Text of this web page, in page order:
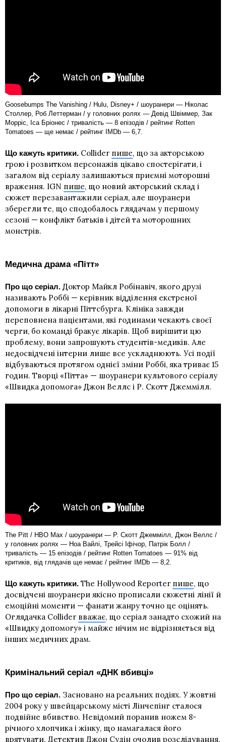
Goosebumps The Vanishing / Hulu, Disney+ / шоуранери — Ніколас
Столлер, Роб Леттерман / у головних ролях — Девід Швіммер, Зак
Морріс, Іса Бріонес / тривалість — 8 епізодів / рейтинг Rotten
Tomatoes — ще немає / рейтинг IMDb — 6,7.
Що кажуть критики. Collider пише, що за акторською
грою і розвитком персонажів цікаво спостерігати, і
загалом від серіалу залишаються приємні моторошні
враження. IGN пише, що новий акторський склад і
сюжет перезавантажили серіал, але шоуранери
зберегли те, що сподобалось глядачам у першому
сезоні — конфлікт батьків і дітей та моторошних
монстрів.
Медична драма «Пітт»
Про що серіал. Доктор Майкл Робінавіч, якого друзі
називають Роббі — керівник відділення екстреної
допомоги в лікарні Піттсбурга. Клініка завжди
переповнена пацієнтами, які годинами чекають своєї
черги, бо команді бракує лікарів. Щоб вирішити цю
проблему, вони запрошують студентів-медиків. Але
недосвідчені інтерни лише все ускладнюють. Усі події
відбуваються протягом однієї зміни Роббі, яка триває 15
годин. Творці «Пітта» — шоуранери культового серіалу
«Швидка допомога» Джон Веллс і Р. Скотт Джеммілл.
The Pitt / HBO Max / шоуранери — Р. Скотт Джеммілл, Джон Веллс /
у головних ролях — Ноа Вайлі, Трейсі Іфічор, Патрік Болл /
тривалість — 15 епізодів / рейтинг Rotten Tomatoes — 91% від
критиків, від глядачів ще немає / рейтинг IMDb — 8,2.
Що кажуть критики. The Hollywood Reporter пише, що
досвідчені шоуранери якісно прописали сюжетні лінії й
емоційні моменти — фанати жанру точно це оцінять.
Оглядачка Collider вважає, що серіал занадто схожий на
«Швидку допомогу» і майже нічим не відрізняється від
інших медичних драм.
Кримінальний серіал «ДНК вбивці»
Про що серіал. Засновано на реальних подіях. У жовтні
2004 року у швейцарському місті Лінчепінг сталося
подвійне вбивство. Невідомий поранив ножем 8-
річного хлопчика і жінку, що намагалася його
врятувати. Детектив Джон Судін очолив розслідування.